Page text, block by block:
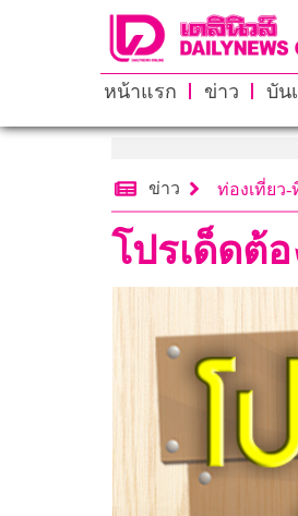
หน้าแรก ข่าว บัน
ข่าว ท่องเที่ยว
โปรเด็ดต้